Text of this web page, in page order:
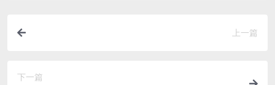
上一篇
下一篇